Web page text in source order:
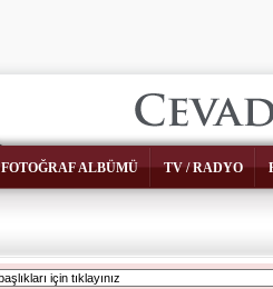
FOTOĞRAF ALBÜMÜ TV / RADYO